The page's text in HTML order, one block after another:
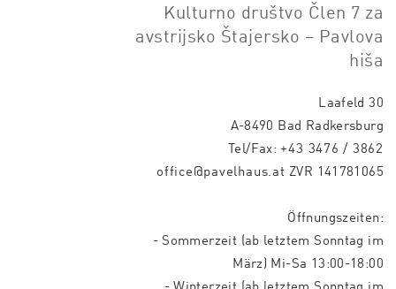
Kulturno društvo Člen 7 za
avstrijsko Štajersko – Pavlova
hiša
Laafeld 30
A-8490 Bad Radkersburg
Tel/Fax:+43 3476 / 3862
office@pavelhaus.at ZVR 141781065
Öffnungszeiten:
- Sommerzeit (ab letztem Sonntag im
März) Mi-Sa 13:00-18:00